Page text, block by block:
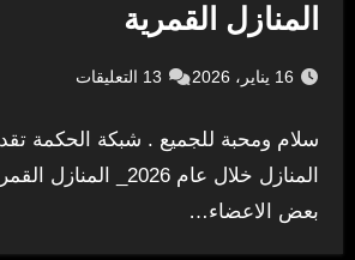
المنازل القمرية
16 يناير، 2026 13 التعليقات
سلام ومحبة للجميع . شبكة الحكمة
المنازل خلال عام 2026_
بعض الاعضاء…